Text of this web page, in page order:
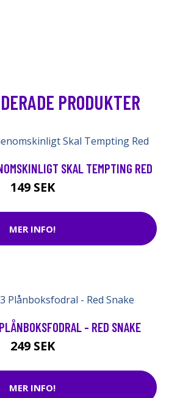
PRODUKTER
SKAL TEMPTING RED
149 SEK
MER INFO!
- RED SNAKE
249 SEK
MER INFO!